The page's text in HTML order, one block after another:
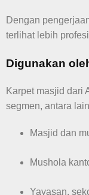
Dengan
terlihat lebih
Digunakan
Karpet masjid dari
segmen, antara
Masjid dan
Mushola
Yayasan,